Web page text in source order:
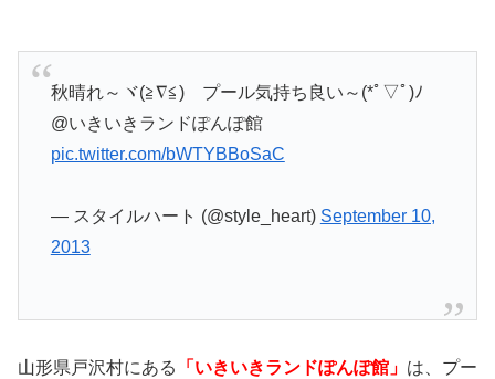
秋晴れ～ヾ(≧∇≦) プール気持ち良い～(*ﾟ▽ﾟ)ﾉ
@いきいきランドぽんぽ館
pic.twitter.com/bWTYBBoSaC
— スタイルハート (@style_heart) September 10,
2013
山形県戸沢村にある 「いきいきランドぽんぽ館」 は、プー